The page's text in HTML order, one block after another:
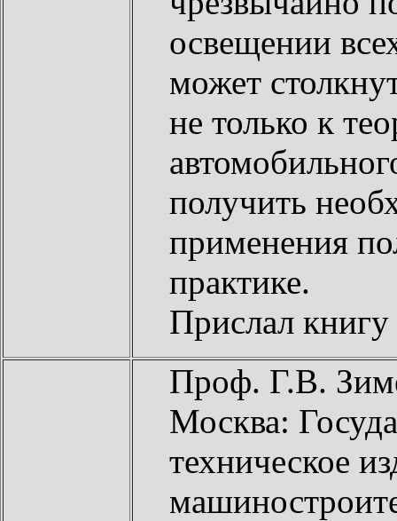
освещении
может
не только к
получить
применения
практике.
Прислал книгу
Проф. Г.В.
Москва:
техническое